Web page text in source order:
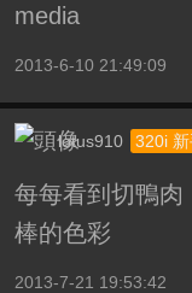
media
2013-6-10 21:49:09
lotus910 320i
每每看到切鴨
棒的色彩
2013-7-21 19:53:42